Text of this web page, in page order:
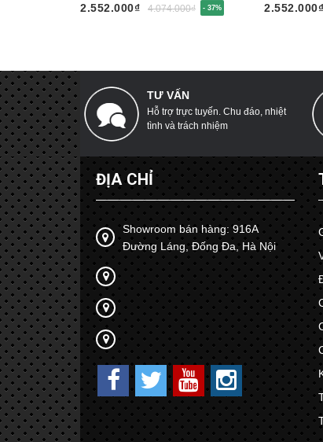
2.552.000₫ 4.074.000₫ - 37% 2.552.000₫
TƯ VẤN
Hỗ trợ trực tuyến. Chu đáo, nhiệt
tình và trách nhiệm
ĐỊA CHỈ
Showroom bán hàng: 916A
Đường Láng, Đống Đa, Hà Nội